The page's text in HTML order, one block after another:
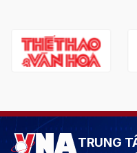
TRUNG